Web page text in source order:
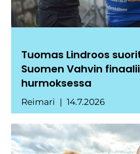
Tuomas Lindroos
Suomen Vahvin
hurmoksessa
Reimari 14.7.2026